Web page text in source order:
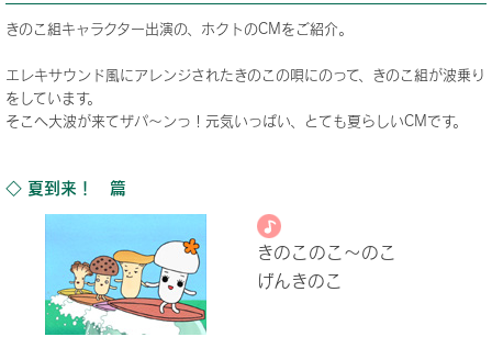
きのこ組キャラクター出演の、ホクトのCMをご紹介。
エレキサウンド風にアレンジされたきのこの唄にのって、きのこ組が波乗り
をしています。
そこへ大波が来てザパ～ンっ！元気いっぱい、とても夏らしいCMです。
◇ 夏到来！ 篇
きのこのこ～のこ
げんきのこ